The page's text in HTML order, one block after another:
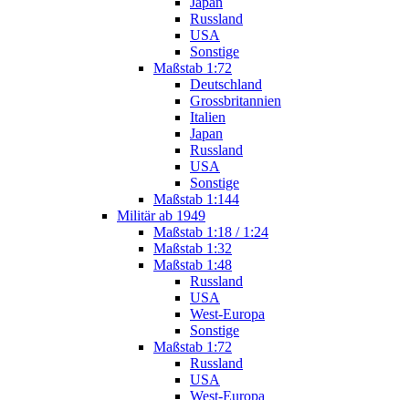
Russland
USA
Sonstige
Maßstab 1:72
Deutschland
Grossbritannien
Italien
Japan
Russland
USA
Sonstige
Maßstab 1:144
Militär ab 1949
Maßstab 1:18 / 1:24
Maßstab 1:32
Maßstab 1:48
Russland
USA
West-Europa
Sonstige
Maßstab 1:72
Russland
USA
West-Europa